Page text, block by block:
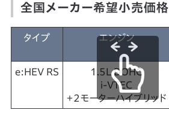
全国メーカー希望小売価格
タイプ エンジン
e:HEV RS
1.5L DOHC
i-VTEC
＋2モーターハイブリッド